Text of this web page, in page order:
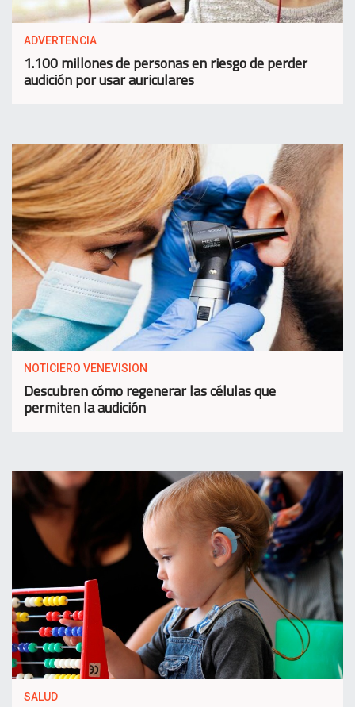
ADVERTENCIA
1.100 millones de personas en riesgo de perder
audición por usar auriculares
NOTICIERO VENEVISION
Descubren cómo regenerar las células que
permiten la audición
SALUD